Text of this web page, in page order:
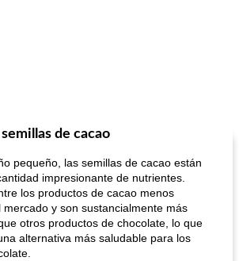
de cacao
pequeño, las semillas de cacao están
impresionante de nutrientes.
los productos de cacao menos
mercado y son sustancialmente más
otros productos de chocolate, lo que
alternativa más saludable para los